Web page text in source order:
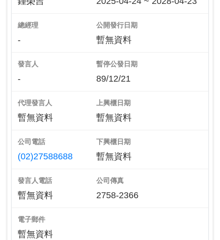
總經理
-
公開發行日期
暫無資料
發言人
-
暫停公發日期
89/12/21
代理發言人
暫無資料
上興櫃日期
暫無資料
公司電話
(02)27588688
下興櫃日期
暫無資料
發言人電話
暫無資料
公司傳真
2758-2366
電子郵件
暫無資料